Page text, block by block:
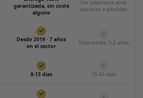
garantizada, sin coste
alguno
Sin cobertura ante
aduanas o pérdidas
Desde 2019 · 7 años
en el sector
Vida media: 1-2 años
8-13 días 15-20 días